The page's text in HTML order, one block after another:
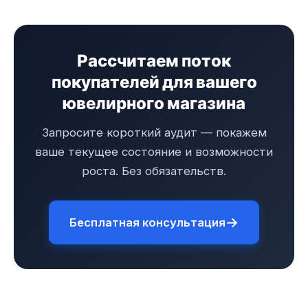
Рассчитаем поток
покупателей для вашего
ювелирного магазина
Запросите короткий аудит — покажем
ваше текущее состояние и возможности
роста. Без обязательств.
Бесплатная консультация→